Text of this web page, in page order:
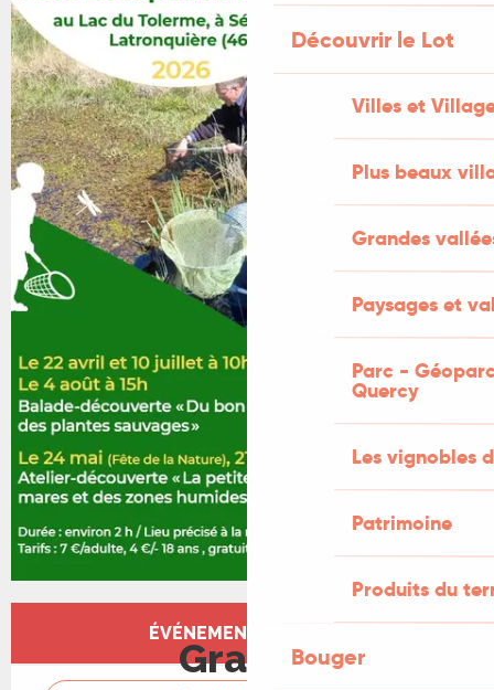
Découvrir le Lot
Villes et
Plus beaux
Grandes
Paysages et
Parc -
Quercy
Les vignobles
Patrimoine
Produits du
Bouger
Ouverture et coordonnées
ÉVÉNEMENT TERMINÉ
Gratuit